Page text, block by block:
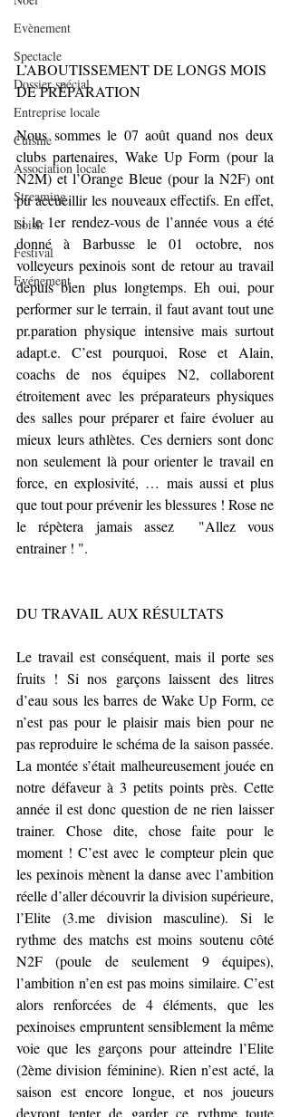
Evènement
Spectacle
Dossier spécial
Entreprise locale
Cuisine
Association locale
Streaming
Loisir
Festival
Evénement
L’ABOUTISSEMENT DE LONGS MOIS
DE PRÉPARATION
Nous sommes le 07 août quand nos deux
clubs partenaires, Wake Up Form (pour la
N2M) et l’Orange Bleue (pour la N2F) ont
pu accueillir les nouveaux effectifs. En effet,
si le 1er rendez-vous de l’année vous a été
donné à Barbusse le 01 octobre, nos
volleyeurs pexinois sont de retour au travail
depuis bien plus longtemps. Eh oui, pour
performer sur le terrain, il faut avant tout une
pr.paration physique intensive mais surtout
adapt.e. C’est pourquoi, Rose et Alain,
coachs de nos équipes N2, collaborent
étroitement avec les préparateurs physiques
des salles pour préparer et faire évoluer au
mieux leurs athlètes. Ces derniers sont donc
non seulement là pour orienter le travail en
force, en explosivité, … mais aussi et plus
que tout pour prévenir les blessures ! Rose ne
le répètera jamais assez  "Allez vous
entrainer ! ".
DU TRAVAIL AUX RÉSULTATS
Le travail est conséquent, mais il porte ses
fruits ! Si nos garçons laissent des litres
d’eau sous les barres de Wake Up Form, ce
n’est pas pour le plaisir mais bien pour ne
pas reproduire le schéma de la saison passée.
La montée s’était malheureusement jouée en
notre défaveur à 3 petits points près. Cette
année il est donc question de ne rien laisser
trainer. Chose dite, chose faite pour le
moment ! C’est avec le compteur plein que
les pexinois mènent la danse avec l’ambition
réelle d’aller découvrir la division supérieure,
l’Elite (3.me
division masculine). Si le
rythme des matchs est moins soutenu côté
N2F (poule de seulement 9 équipes),
l’ambition n’en est pas moins similaire. C’est
alors renforcées de 4 éléments, que les
pexinoises empruntent sensiblement la même
voie que les garçons pour atteindre l’Elite
(2ème division féminine). Rien n’est acté, la
saison est encore longue, et nos joueurs
devront tenter de garder ce rythme toute